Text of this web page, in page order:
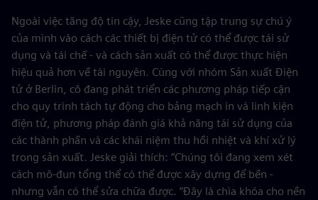
Ngoài việc tăng độ tin cậy, Jeske cũng tập trung sự chú ý
của mình vào cách các thiết bị điện tử có thể được tái sử
dụng và tái chế - và cách sản xuất có thể được thực hiện
hiệu quả hơn về tài nguyên. Cùng với nhóm Sản xuất Điện
tử ở Berlin, cô đang phát triển các phương pháp tiếp cận
cho quy trình tách tự động cho bảng mạch in và linh kiện
điện tử, phương pháp đánh giá khả năng tái sử dụng của
các thành phần và các khái niệm thu hồi nhiệt và khí xử lý
trong sản xuất. Jeske giải thích: “Chúng tôi đang xem xét
cách mô-đun tổng thể có thể được xây dựng để bền -
nhưng vẫn có thể sửa chữa được. “Đây là chìa khóa cho nền